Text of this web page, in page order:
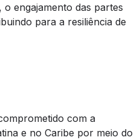
engajamento das partes
para a resiliência de
com a
e no Caribe por meio do